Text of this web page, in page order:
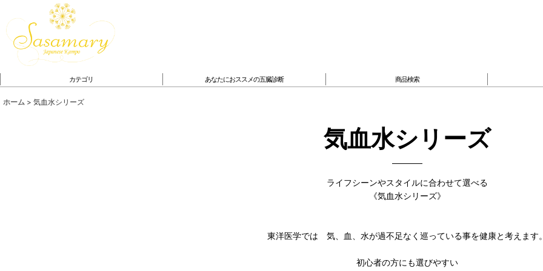
カテゴリ あなたにおススメの五臓診断 商品検索
ホーム > 気血水シリーズ
気血水シリーズ
ライフシーンやスタイルに合わせて選べる
《気血水シリーズ》
東洋医学では 気、血、水が過不足なく巡っている事を健康と考えます。
初心者の方にも選びやすい